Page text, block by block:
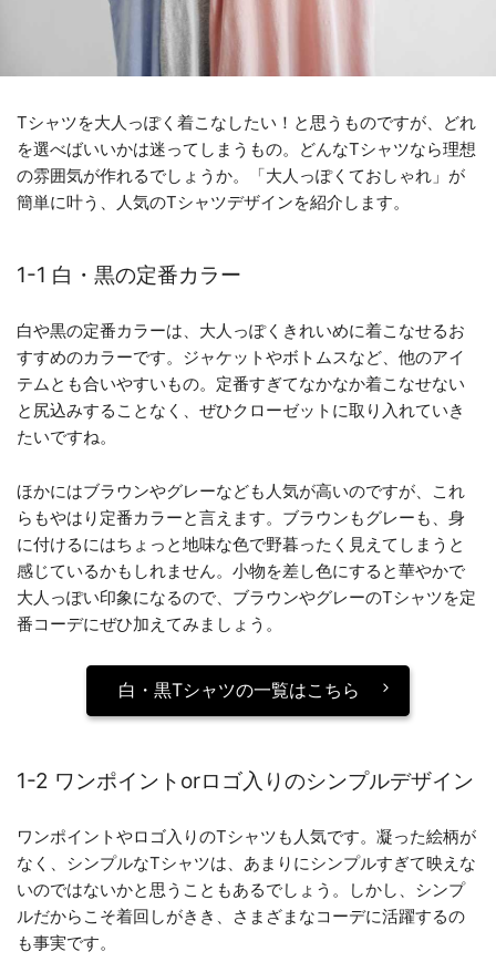
Tシャツを大人っぽく着こなしたい！と思うものですが、どれ
を選べばいいかは迷ってしまうもの。どんなTシャツなら理想
の雰囲気が作れるでしょうか。「大人っぽくておしゃれ」が
簡単に叶う、人気のTシャツデザインを紹介します。
1-1 白・黒の定番カラー
白や黒の定番カラーは、大人っぽくきれいめに着こなせるお
すすめのカラーです。ジャケットやボトムスなど、他のアイ
テムとも合いやすいもの。定番すぎてなかなか着こなせない
と尻込みすることなく、ぜひクローゼットに取り入れていき
たいですね。
ほかにはブラウンやグレーなども人気が高いのですが、これ
らもやはり定番カラーと言えます。ブラウンもグレーも、身
に付けるにはちょっと地味な色で野暮ったく見えてしまうと
感じているかもしれません。小物を差し色にすると華やかで
大人っぽい印象になるので、ブラウンやグレーのTシャツを定
番コーデにぜひ加えてみましょう。
白・黒Tシャツの一覧はこちら
1-2 ワンポイントorロゴ入りのシンプルデザイン
ワンポイントやロゴ入りのTシャツも人気です。凝った絵柄が
なく、シンプルなTシャツは、あまりにシンプルすぎて映えな
いのではないかと思うこともあるでしょう。しかし、シンプ
ルだからこそ着回しがきき、さまざまなコーデに活躍するの
も事実です。